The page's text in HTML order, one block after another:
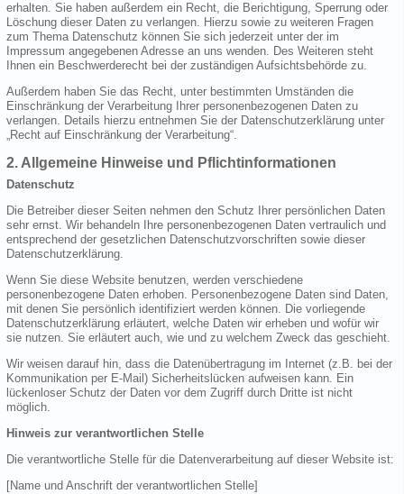
erhalten. Sie haben außerdem ein Recht, die Berichtigung, Sperrung oder
Löschung dieser Daten zu verlangen. Hierzu sowie zu weiteren Fragen
zum Thema Datenschutz können Sie sich jederzeit unter der im
Impressum angegebenen Adresse an uns wenden. Des Weiteren steht
Ihnen ein Beschwerderecht bei der zuständigen Aufsichtsbehörde zu.
Außerdem haben Sie das Recht, unter bestimmten Umständen die
Einschränkung der Verarbeitung Ihrer personenbezogenen Daten zu
verlangen. Details hierzu entnehmen Sie der Datenschutzerklärung unter
„Recht auf Einschränkung der Verarbeitung“.
2. Allgemeine Hinweise und Pflichtinformationen
Datenschutz
Die Betreiber dieser Seiten nehmen den Schutz Ihrer persönlichen Daten
sehr ernst. Wir behandeln Ihre personenbezogenen Daten vertraulich und
entsprechend der gesetzlichen Datenschutzvorschriften sowie dieser
Datenschutzerklärung.
Wenn Sie diese Website benutzen, werden verschiedene
personenbezogene Daten erhoben. Personenbezogene Daten sind Daten,
mit denen Sie persönlich identifiziert werden können. Die vorliegende
Datenschutzerklärung erläutert, welche Daten wir erheben und wofür wir
sie nutzen. Sie erläutert auch, wie und zu welchem Zweck das geschieht.
Wir weisen darauf hin, dass die Datenübertragung im Internet (z.B. bei der
Kommunikation per E-Mail) Sicherheitslücken aufweisen kann. Ein
lückenloser Schutz der Daten vor dem Zugriff durch Dritte ist nicht
möglich.
Hinweis zur verantwortlichen Stelle
Die verantwortliche Stelle für die Datenverarbeitung auf dieser Website ist:
[Name und Anschrift der verantwortlichen Stelle]